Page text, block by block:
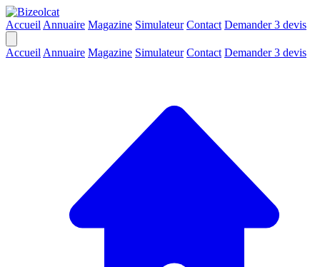
Accueil Annuaire Magazine Simulateur Contact Demander 3 devis
Accueil Annuaire Magazine Simulateur Contact Demander 3 devis